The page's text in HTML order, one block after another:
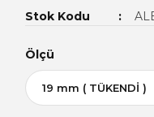
Stok Kodu
Ölçü